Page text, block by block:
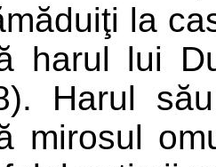
la
harul lui
Harul
mirosul